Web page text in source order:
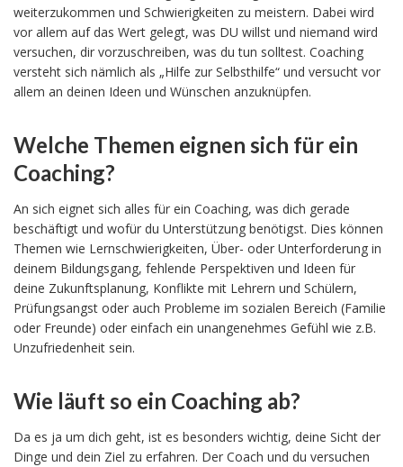
weiterzukommen und Schwierigkeiten zu meistern. Dabei wird
vor allem auf das Wert gelegt, was DU willst und niemand wird
versuchen, dir vorzuschreiben, was du tun solltest. Coaching
versteht sich nämlich als „Hilfe zur Selbsthilfe“ und versucht vor
allem an deinen Ideen und Wünschen anzuknüpfen.
Welche Themen eignen sich für ein
Coaching?
An sich eignet sich alles für ein Coaching, was dich gerade
beschäftigt und wofür du Unterstützung benötigst. Dies können
Themen wie Lernschwierigkeiten, Über- oder Unterforderung in
deinem Bildungsgang, fehlende Perspektiven und Ideen für
deine Zukunftsplanung, Konflikte mit Lehrern und Schülern,
Prüfungsangst oder auch Probleme im sozialen Bereich (Familie
oder Freunde) oder einfach ein unangenehmes Gefühl wie z.B.
Unzufriedenheit sein.
Wie läuft so ein Coaching ab?
Da es ja um dich geht, ist es besonders wichtig, deine Sicht der
Dinge und dein Ziel zu erfahren. Der Coach und du versuchen